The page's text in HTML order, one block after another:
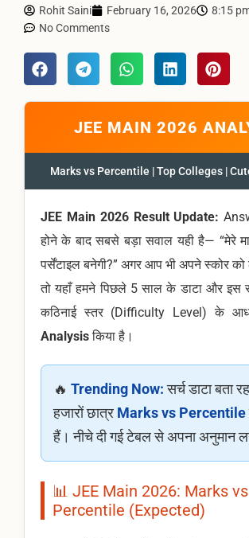
Rohit Saini February 16, 2026
8:15
No Comments
JEE MAIN 2026
Marks vs Percentile | Top Colleges |
JEE Main 2026 Result Update:
होने के बाद सबसे बड़ा सवाल यही है— “मेरे
पर्सेंटाइल बनेगी?” अगर आप भी अपने स्कोर
तो यहाँ हमने पिछले 5 साल के डाटा और
कठिनाई स्तर (Difficulty Level) के
Analysisकिया है।
🔥 Trending Now:सर्च डाटा बता
हजारों छात्र Marks vs Percentile
हैं। नीचे दी गई टेबल से अपना अनुमान
📊 JEE Main 2026: Marks vs
Percentile (Expected)